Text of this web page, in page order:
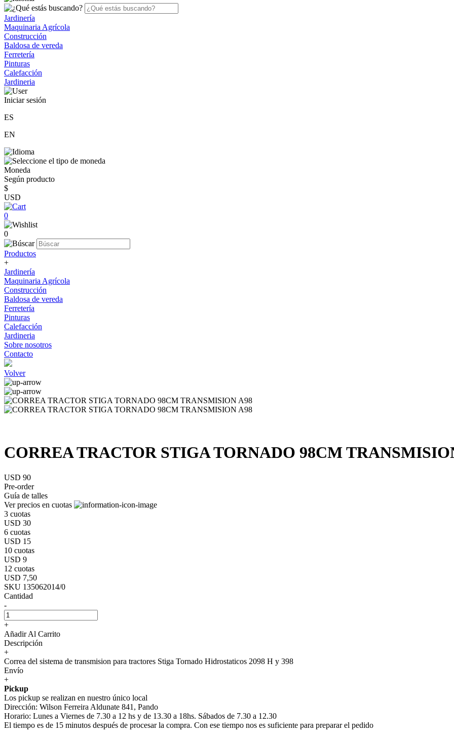
Jardinería
Maquinaria Agrícola
Construcción
Baldosa de vereda
Ferretería
Pinturas
Calefacción
Jardineria
Iniciar sesión
ES
EN
Moneda
Según producto
$
USD
0
0
Productos
+
Jardinería
Maquinaria Agrícola
Construcción
Baldosa de vereda
Ferretería
Pinturas
Calefacción
Jardineria
Sobre nosotros
Contacto
Volver
CORREA TRACTOR STIGA TORNADO 98CM
USD 90
Pre-order
Guía de talles
Ver precios en cuotas
3 cuotas
USD 30
6 cuotas
USD 15
10 cuotas
USD 9
12 cuotas
USD 7,50
SKU 135062014/0
Cantidad
-
+
Añadir Al Carrito
Descripción
+
Correa del sistema de transmision para tractores Stiga Tornado Hidrostaticos 2098 H y 398
Envío
+
Pickup
Los pickup se realizan en nuestro único local
Dirección: Wilson Ferreira Aldunate 841, Pando
Horario: Lunes a Viernes de 7.30 a 12 hs y de 13.30 a 18hs. Sábados de 7.30 a 12.30
El tiempo es de 15 minutos después de procesar la compra. Con ese tiempo nos es suficiente para preparar el pedido